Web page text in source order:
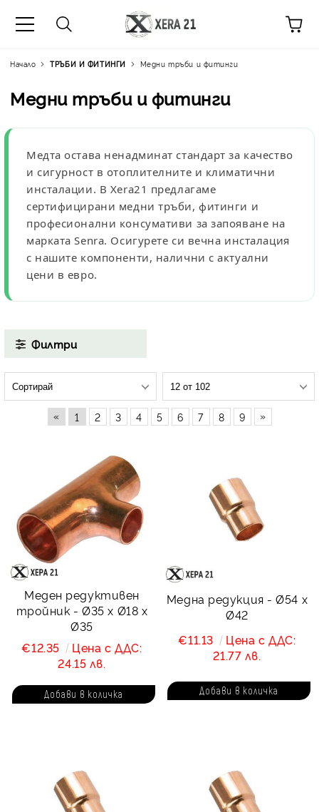
Начало ТРЪБИ И ФИТИНГИ Медни тръби и фитинги
Медни тръби и фитинги
Медта остава ненадминат стандарт за качество
и сигурност в отоплителните и климатични
инсталации. В Xera21 предлагаме
сертифицирани медни тръби, фитинги и
професионални консумативи за запояване на
маркатаSenra. Осигурете си вечна инсталация
с нашите компоненти, налични с актуални
цени в евро.
Филтри
« 1 2 3 4 5 6 7 8 9 »
Меден редуктивен
тройник - Ø35 x Ø18 x
Ø35
€12.35
Цена с ДДС:
24.15 лв.
Медна редукция - Ø54 x
Ø42
€11.13
Цена с ДДС:
21.77 лв.